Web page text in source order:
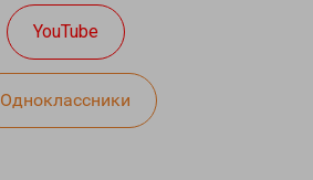
YouTube
Одноклассники